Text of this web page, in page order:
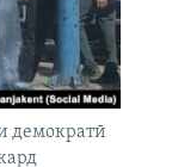
демократӣ